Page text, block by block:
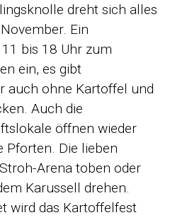
dreht sich alles
Ein
bis 18 Uhr zum
ein, es gibt
auch ohne Kartoffel und
Auch die
öffnen wieder
Pforten. Die lieben
Arena toben oder
Karussell drehen.
wird das Kartoffelfest